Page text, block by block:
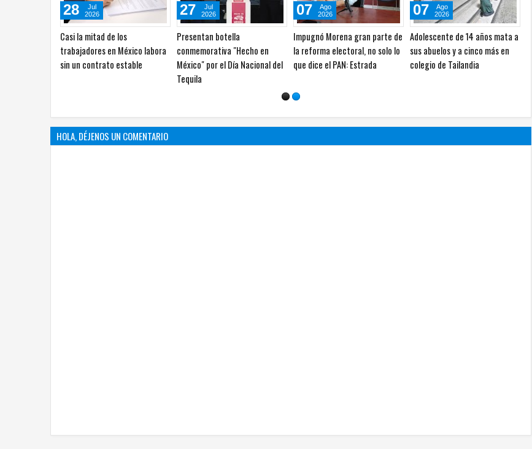
Cómo influencers en México se
convirtieron en objetivo de
asesinatos del narco
06
Ago
2026
Miles de aspirantes viven
incertidumbre por crisis en
examen de admisión de la UNAM
05
Ago
2026
Inicia SICT construcción de
centros comunitarios "México
imparable"
04
Ago
2026
Convoca INE a cubrir 176
vacantes, tres de ellas en el IEE
Chihuahua
30
Jul
2026
HOLA, DÉJENOS UN COMENTARIO